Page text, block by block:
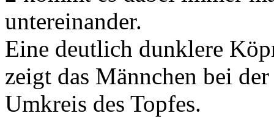
untereinander.
Eine deutlich dunklere
zeigt das Männchen bei
Umkreis des Topfes.